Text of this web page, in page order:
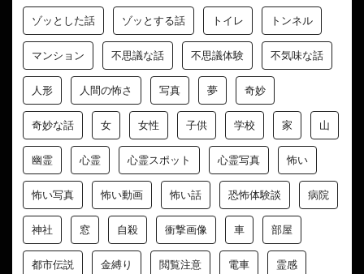
ゾッとした話 ゾッとする話 トイレ トンネル
マンション 不思議な話 不思議体験 不気味な話
人形 人間の怖さ 写真 夢 奇妙
奇妙な話 女 女性 子供 学校 家 山
幽霊 心霊 心霊スポット 心霊写真 怖い
怖い写真 怖い動画 怖い話 恐怖体験談 病院
神社 窓 自殺 衝撃画像 車 部屋
都市伝説 金縛り 閲覧注意 電車 霊感